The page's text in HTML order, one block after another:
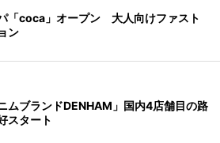
「coca」オープン 大人向けファスト
ン
ムブランドDENHAM」国内4店舗目の路
スタート